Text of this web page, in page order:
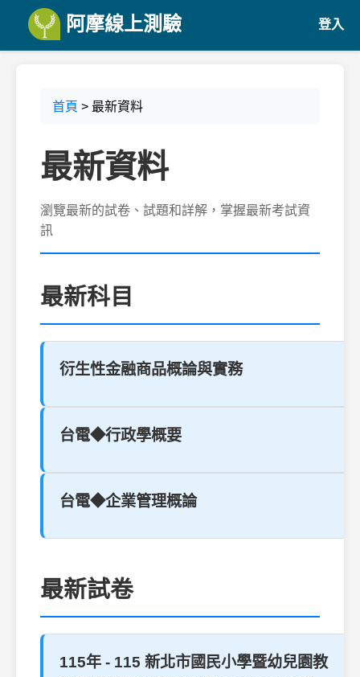
阿摩線上測驗 登入
首頁 > 最新資料
最新資料
瀏覽最新的試卷、試題和詳解，掌握最新考試資
訊
最新科目
衍生性金融商品概論與實務
台電◆行政學概要
台電◆企業管理概論
最新試卷
115年 - 115 新北市國民小學暨幼兒園教